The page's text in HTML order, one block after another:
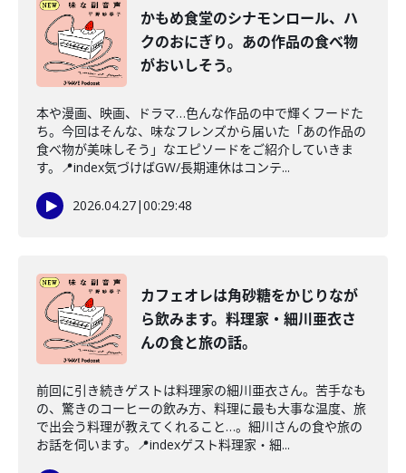
かもめ食堂のシナモンロール、ハ
クのおにぎり。あの作品の食べ物
がおいしそう。
本や漫画、映画、ドラマ…色んな作品の中で輝くフードた
ち。今回はそんな、味なフレンズから届いた「あの作品の
食べ物が美味しそう」なエピソードをご紹介していきま
す。📍index気づけばGW/長期連休はコンテ...
2026.04.27|00:29:48
カフェオレは角砂糖をかじりなが
ら飲みます。料理家・細川亜衣さ
んの食と旅の話。
前回に引き続きゲストは料理家の細川亜衣さん。苦手なも
の、驚きのコーヒーの飲み方、料理に最も大事な温度、旅
で出会う料理が教えてくれること…。細川さんの食や旅の
お話を伺います。📍indexゲスト料理家・細...